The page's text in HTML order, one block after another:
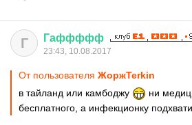
Г Гаффффф
23:43, 10.08.2017
От пользователя ЖоржTerkin
в тайланд или камбоджу
ни
бесплатного, а инфекционку